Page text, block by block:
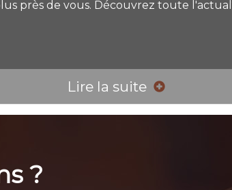
près de vous. Découvrez toute
Lire la suite
?